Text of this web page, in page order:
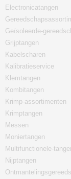
Electronicatangen
Geïsoleerde-
Grijptangen
Kabelscharen
Kalibratieservice
Klemtangen
Kombitangen
Krimp-assortimenten
Krimptangen
Messen
Moniertangen
Multifunctionele-
Nijptangen